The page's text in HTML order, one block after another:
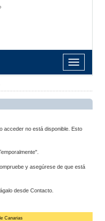
Toggle
navigation
acceder no está disponible. Esto
y asegúrese de que está
desde Contacto.
Canarias